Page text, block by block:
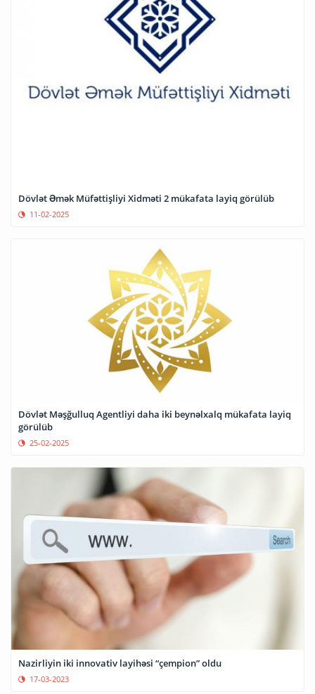
Dövlət Əmək Müfəttişliyi Xidməti 2 mükafata layiq görülüb
11-02-2025
Dövlət Məşğulluq Agentliyi daha iki beynəlxalq mükafata layiq
görülüb
25-02-2025
Nazirliyin iki innovativ layihəsi “çempion” oldu
17-03-2023